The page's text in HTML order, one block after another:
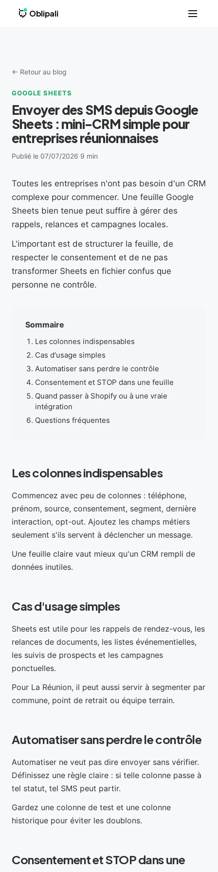
Oblipali
← Retour au blog
GOOGLE SHEETS
Envoyer des SMS depuis Google
Sheets : mini-CRM simple pour
entreprises réunionnaises
Publié le 07/07/2026·9 min
Toutes les entreprises n'ont pas besoin d'un CRM
complexe pour commencer. Une feuille Google
Sheets bien tenue peut suffire à gérer des
rappels, relances et campagnes locales.
L'important est de structurer la feuille, de
respecter le consentement et de ne pas
transformer Sheets en fichier confus que
personne ne contrôle.
Sommaire
Les colonnes indispensables
Cas d'usage simples
Automatiser sans perdre le contrôle
Consentement et STOP dans une feuille
Quand passer à Shopify ou à une vraie
intégration
Questions fréquentes
Les colonnes indispensables
Commencez avec peu de colonnes : téléphone,
prénom, source, consentement, segment, dernière
interaction, opt-out. Ajoutez les champs métiers
seulement s'ils servent à déclencher un message.
Une feuille claire vaut mieux qu'un CRM rempli de
données inutiles.
Cas d'usage simples
Sheets est utile pour les rappels de rendez-vous, les
relances de documents, les listes événementielles,
les suivis de prospects et les campagnes
ponctuelles.
Pour La Réunion, il peut aussi servir à segmenter par
commune, point de retrait ou équipe terrain.
Automatiser sans perdre le contrôle
Automatiser ne veut pas dire envoyer sans vérifier.
Définissez une règle claire : si telle colonne passe à
tel statut, tel SMS peut partir.
Gardez une colonne de test et une colonne
historique pour éviter les doublons.
Consentement et STOP dans une